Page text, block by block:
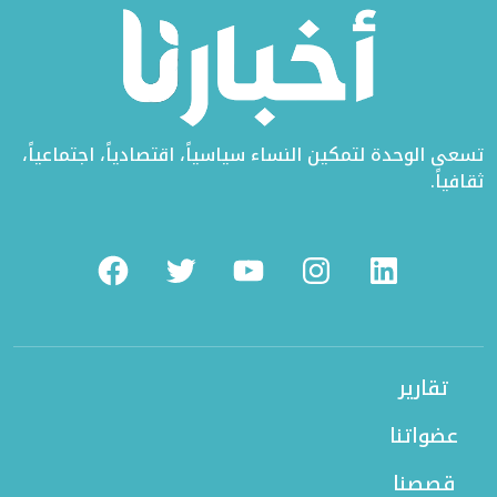
تسعى الوحدة لتمكين النساء سياسياً، اقتصادياً، اجتماعياً،
ثقافياً.
FacebookTwitterYoutubeInstagramLinkedin
تقارير
عضواتنا
قصصنا